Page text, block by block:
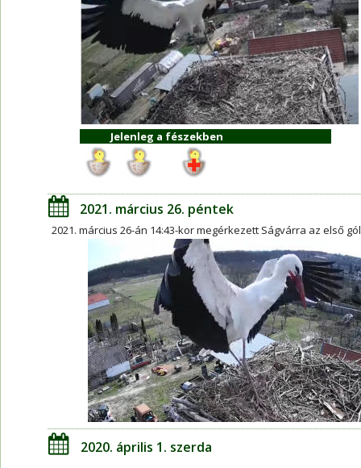
2020. április 1. szerda
2021. március 26. péntek
2021. március 26-án 14:43-kor megérkezett Ságvárra az első
Jelenleg a fészekben